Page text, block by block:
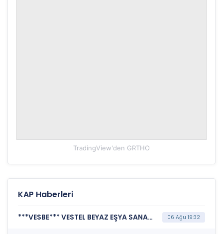
TradingView'den GRTHO
KAP Haberleri
***VESBE*** VESTEL BEYAZ EŞYA SANAYİ VE TİCARET A.Ş. (İhraç Tavanına İlişkin Bildirim) 06 Ağu 19:32